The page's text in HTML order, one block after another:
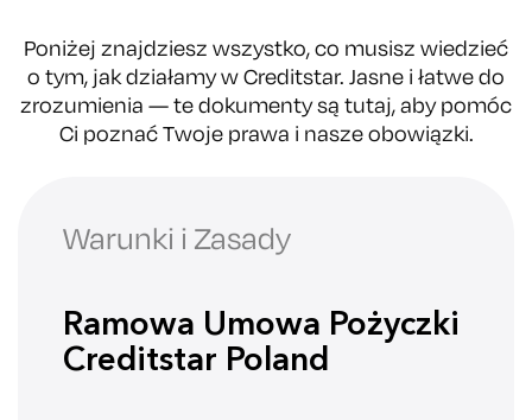
Poniżej znajdziesz wszystko, co musisz wiedzieć
o tym, jak działamy w Creditstar. Jasne i łatwe do
zrozumienia — te dokumenty są tutaj, aby pomóc
Ci poznać Twoje prawa i nasze obowiązki.
Warunki i Zasady
Ramowa Umowa Pożyczki
Creditstar Poland